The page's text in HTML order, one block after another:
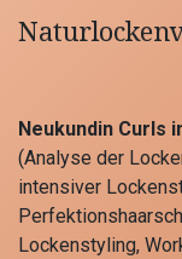
Neukundin Curls
(Analyse der
intensiver
Lockenstyling,